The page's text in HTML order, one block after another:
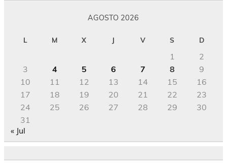
AGOSTO 2026
L M X J V S D
1
2
3
4 5 6 7 8
9
10
11 12 13 14 15
16
17
18 19 20 21 22
23
24
25 26 27 28 29
30
31
« Jul